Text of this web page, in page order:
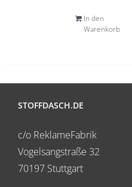
In den
Warenkorb
STOFFDASCH.DE
c/o ReklameFabrik
Vogelsangstraße 32
70197 Stuttgart